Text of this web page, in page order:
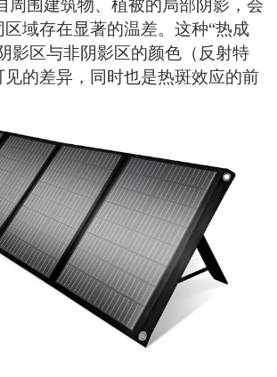
周围建筑物、植被的局部阴影，会
区域存在显著的温差。这种“热成
影区与非阴影区的颜色（反射特
的差异，同时也是热斑效应的前